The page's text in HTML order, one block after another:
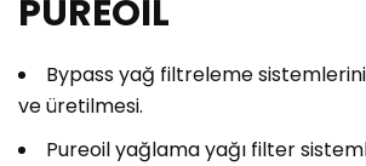
PUREOIL
Bypass yağ filtreleme
ve üretilmesi.
Pureoil yağlama yağı filter